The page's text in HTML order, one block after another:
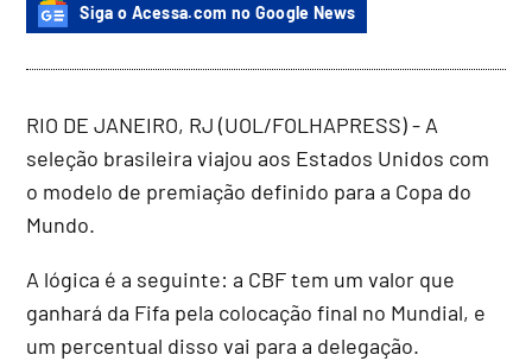
Siga o Acessa.com no Google News
RIO DE JANEIRO, RJ (UOL/FOLHAPRESS) - A
seleção brasileira viajou aos Estados Unidos com
o modelo de premiação definido para a Copa do
Mundo.
A lógica é a seguinte: a CBF tem um valor que
ganhará da Fifa pela colocação final no Mundial, e
um percentual disso vai para a delegação.